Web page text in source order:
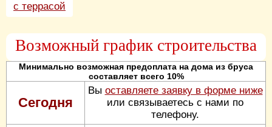
с террасой
Возможный график строительства
Минимально возможная предоплата на дома из бруса
составляет всего 10%
Сегодня
Вы оставляете заявку в форме ниже
или связываетесь с нами по
телефону.